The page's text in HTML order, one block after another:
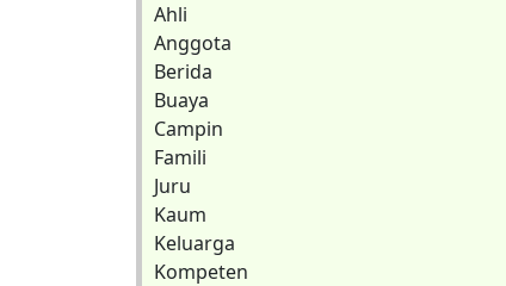
Ahli
Anggota
Berida
Buaya
Campin
Famili
Juru
Kaum
Keluarga
Kompeten